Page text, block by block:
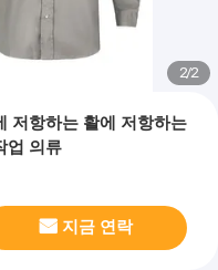
2/2
저항하는 활에 저항하는
업 의류
지금 연락